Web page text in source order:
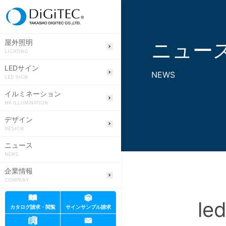
屋外照明
LIGHTING
LEDサイン
LED SIGN
イルミネーション
MK ILLUMINATION
デザイン
DESIGN
ニュース
NEWS
企業情報
COMPANY
カタログ請求・閲覧 サインサンプル請求
ニュー
NEWS
led